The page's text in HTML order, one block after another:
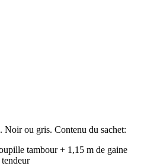
Noir ou gris. Contenu du sachet:
tambour + 1,15 m de gaine